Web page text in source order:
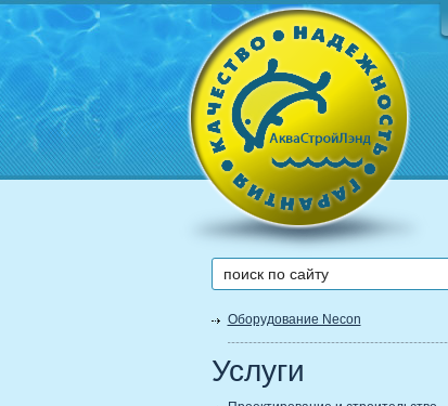
Оборудование Necon
Услуги